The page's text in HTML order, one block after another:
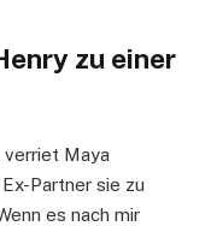
zu einer
verriet Maya
Partner sie zu
es nach mir